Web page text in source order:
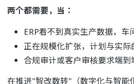
两个都需要，当：
ERP看不到真实生产数据，
正在规模化扩张，计划与实际
合规审计或客户审核要求端到
在推进"智改数转"（数字化与智能